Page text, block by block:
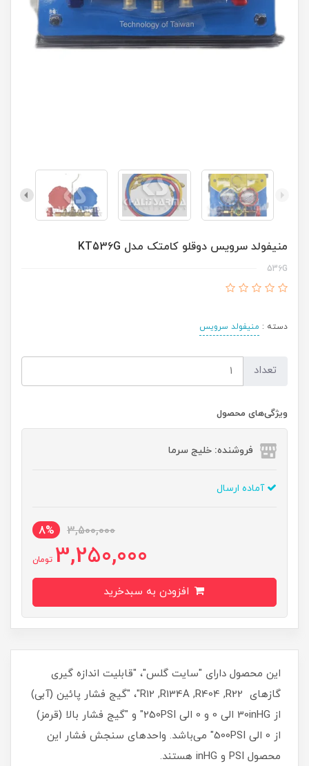
منیفولد سرویس دوقلو کامتک مدل KT536G
536G
دسته : منیفولد سرویس
تعداد
ویژگی‌های محصول
فروشنده: خلیج سرما
آماده ارسال
3,500,000
8%
3,250,000 تومان
این محصول دارای "سایت گلس"، "قابلیت اندازه گیری
گاز‌های R12 ,R134A ,R404 ,R22"، "گیج فشار پائین (آبی)
از 30inHG الی 0 و 0 الی 250PSI" و "گیج فشار بالا (قرمز)
از 0 الی 500PSI" می‌باشد. واحدهای سنجش فشار این
محصول PSI و inHG هستند.